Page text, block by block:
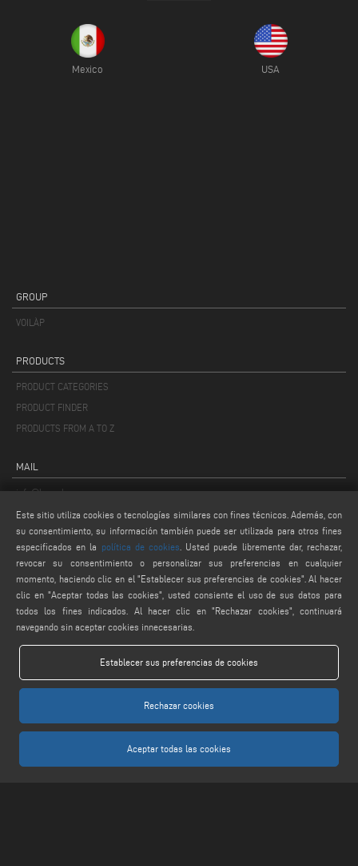
Mexico USA
GROUP
VOILÀP
PRODUCTS
PRODUCT CATEGORIES
PRODUCT FINDER
PRODUCTS FROM A TO Z
MAIL
info@keraglass.com
service@keraglass.com
webmaster@emmegi.com
LEGAL NOTES
AJUSTES DE COOKIES
Este sitio utiliza cookies o tecnologías similares con fines técnicos. Además, con
su consentimiento, su información también puede ser utilizada para otros fines
especificados en la
política de cookies . Usted puede libremente dar, rechazar,
revocar su consentimiento o personalizar sus preferencias en cualquier
momento, haciendo clic en el "Establecer sus preferencias de cookies". Al hacer
clic en "Aceptar todas las cookies", usted consiente el uso de sus datos para
todos los fines indicados. Al hacer clic en "Rechazar cookies", continuará
navegando sin aceptar cookies innecesarias.
Establecer sus preferencias de cookies
Rechazar cookies
Aceptar todas las cookies